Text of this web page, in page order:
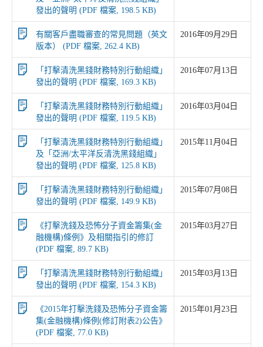
發出的聲明 (PDF 檔案, 198.5 KB)
有關客戶盡職審查的常見問題（英文
版本） (PDF 檔案, 262.4 KB)
2016年09月29日
「打擊清洗黑錢財務特別行動組織」
發出的聲明 (PDF 檔案, 169.3 KB)
2016年07月13日
「打擊清洗黑錢財務特別行動組織」
發出的聲明 (PDF 檔案, 119.5 KB)
2016年03月04日
「打擊清洗黑錢財務特別行動組織」
及「亞洲/太平洋反清洗黑錢組織」
發出的聲明 (PDF 檔案, 125.8 KB)
2015年11月04日
「打擊清洗黑錢財務特別行動組織」
發出的聲明 (PDF 檔案, 149.9 KB)
2015年07月08日
《打擊洗錢及恐怖分子資金籌集(金
融機構)條例》及相關指引的修訂
(PDF 檔案, 89.7 KB)
2015年03月27日
「打擊清洗黑錢財務特別行動組織」
發出的聲明 (PDF 檔案, 154.3 KB)
2015年03月13日
《2015年打擊洗錢及恐怖分子資金籌
集(金融機構)條例(修訂附表2)公告》
(PDF 檔案, 77.0 KB)
2015年01月23日